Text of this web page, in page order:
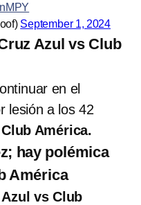
September 1, 2024
Azul vs Club
en el
lesión a los 42
América.
hay polémica
América
vs Club